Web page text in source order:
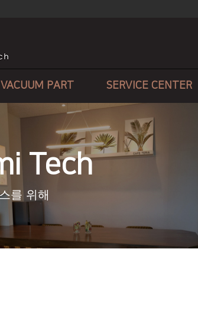
VACUUM PART SERVICE CENTER
Tech
를 위해